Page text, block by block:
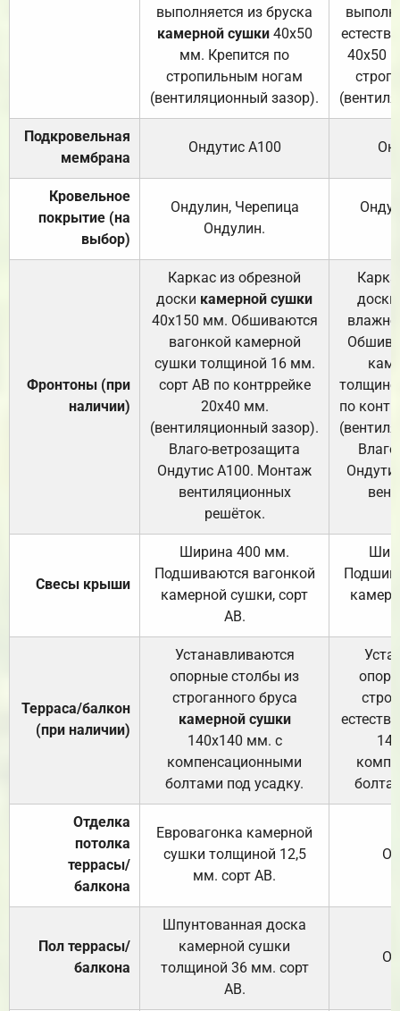
выполняется из бруска
камерной сушки40х50
мм. Крепится по
стропильным ногам
(вентиляционный зазор).
40х50
Подкровельная
мембрана
Ондутис А100
Кровельное
покрытие (на
выбор)
Ондулин, Черепица
Ондулин.
Фронтоны (при
наличии)
Каркас из обрезной
доски камерной сушки
40х150 мм. Обшиваются
вагонкой камерной
сушки толщиной 16 мм.
сорт АВ по контррейке
20х40 мм.
(вентиляционный зазор).
Влаго-ветрозащита
Ондутис А100. Монтаж
вентиляционных
решёток.
доски
по
Свесы крыши
Ширина 400 мм.
Подшиваются вагонкой
камерной сушки, сорт
АВ.
Терраса/балкон
(при наличии)
Устанавливаются
опорные столбы из
строганного бруса
камерной сушки
140х140 мм. с
компенсационными
болтами под усадку.
Отделка
потолка
террасы/
балкона
Евровагонка камерной
сушки толщиной 12,5
мм. сорт АВ.
Пол террасы/
балкона
Шпунтованная доска
камерной сушки
толщиной 36 мм. сорт
АВ.